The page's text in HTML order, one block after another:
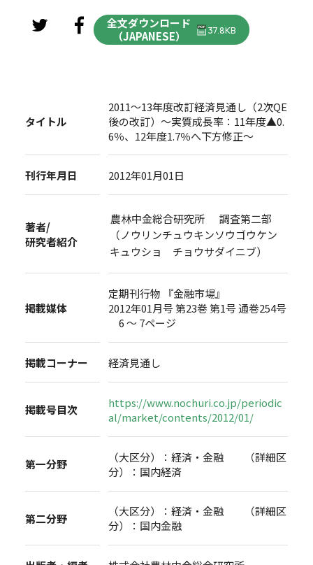
全文ダウンロード
（JAPANESE）
37.8KB
タイトル
2011～13年度改訂経済見通し（2次QE
後の改訂）～実質成長率：11年度▲0.
6％、12年度1.7％へ下方修正～
刊行年月日 2012年01月01日
著者/
研究者紹介
農林中金総合研究所 調査第二部
（ノウリンチュウキンソウゴウケン
キュウショ チョウサダイニブ）
掲載媒体
定期刊行物 『金融市場』
2012年01月号 第23巻 第1号 通巻254号
6 ～ 7ページ
掲載コーナー 経済見通し
掲載号目次
https://www.nochuri.co.jp/periodic
al/market/contents/2012/01/
第一分野
（大区分）：経済・金融 （詳細区
分）：国内経済
第二分野
（大区分）：経済・金融 （詳細区
分）：国内金融